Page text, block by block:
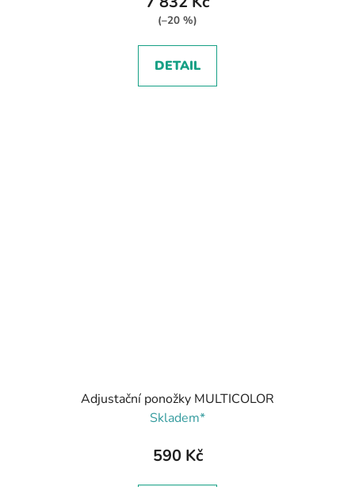
(–20 %)
DETAIL
Adjustační ponožky MULTICOLOR
Skladem*
590 Kč